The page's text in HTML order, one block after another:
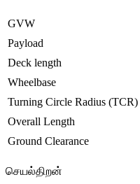
GVW
Payload
Deck length
Wheelbase
Turning Circle Radius (TCR)
Overall Length
Ground Clearance
செயல்திறன்